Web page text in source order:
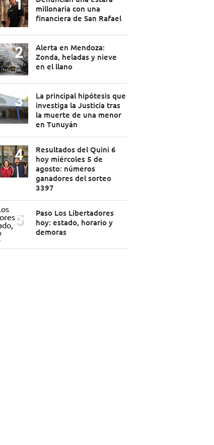
millonaria con una
financiera de San Rafael
Alerta en Mendoza:
Zonda, heladas y nieve
en el llano
La principal hipótesis que
investiga la Justicia tras
la muerte de una menor
en Tunuyán
Resultados del Quini 6
hoy miércoles 5 de
agosto: números
ganadores del sorteo
3397
Paso Los Libertadores
hoy: estado, horario y
demoras